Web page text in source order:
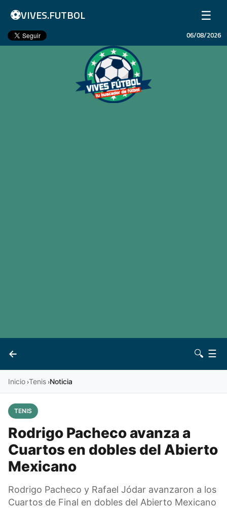
⚽VIVES.FUTBOL ☰
Inicio
06/08/2026
←
Vives 🔍 ☰
Inicio ›Tenis ›Noticia
TENIS
Rodrigo Pacheco avanza a
Cuartos en dobles del Abierto
Mexicano
Rodrigo Pacheco y Rafael Jódar avanzaron a los
Cuartos de Final en dobles del Abierto Mexicano